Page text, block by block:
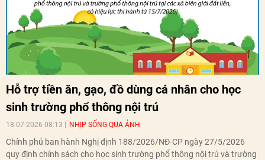
Hỗ trợ tiền ăn, gạo, đồ dùng cá nhân cho học
sinh trường phổ thông nội trú
18-07-2026 08:13 NHỊP SỐNG QUA ẢNH
Chính phủ ban hành Nghị định 188/2026/NĐ-CP ngày 27/5/2026
quy định chính sách cho học sinh trường phổ thông nội trú và trường